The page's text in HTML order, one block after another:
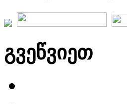
გვეწვიეთ